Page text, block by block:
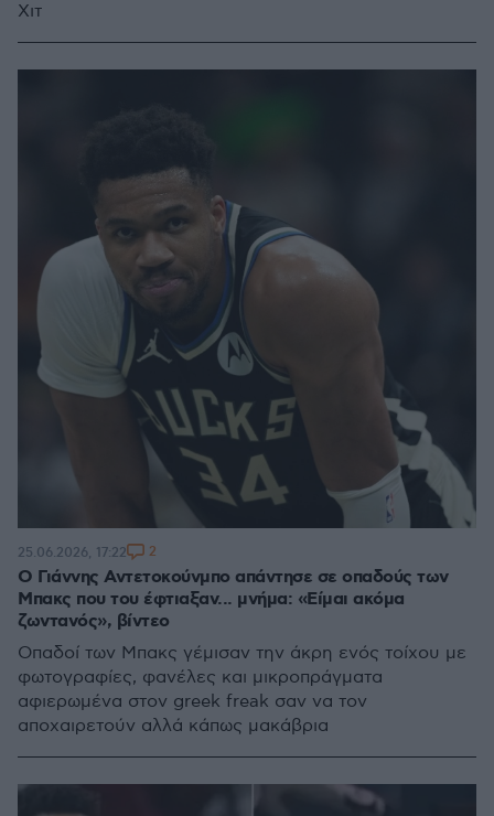
Χιτ
Ο Γιάννης Αντετοκούνμπο απάντησε σε οπαδούς των
Μπακς που του έφτιαξαν... μνήμα: «Είμαι ακόμα
ζωντανός», βίντεο
Οπαδοί των Μπακς γέμισαν την άκρη ενός τοίχου με
φωτογραφίες, φανέλες και μικροπράγματα
αφιερωμένα στον greek freak σαν να τον
αποχαιρετούν αλλά κάπως μακάβρια
25.06.2026, 17:22 2